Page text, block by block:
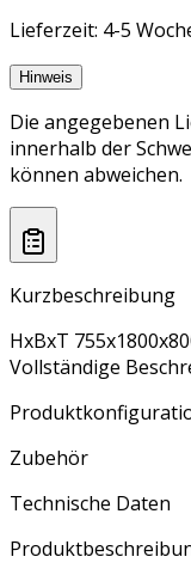
Lieferzeit: 4-5
Hinweis
Die angegebenen
innerhalb der
können abweichen.
Kurzbeschreibung
HxBxT
Vollständige
Zubehör
Technische Daten